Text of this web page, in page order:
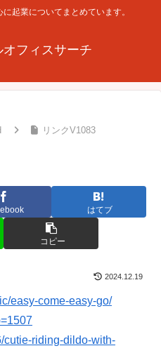
起業についてまとめています。
フィスサーチ
リンクV1083
はてブ
コピー
2024.12.19
easy-come-easy-go/
cutie-riding-dildo-with-